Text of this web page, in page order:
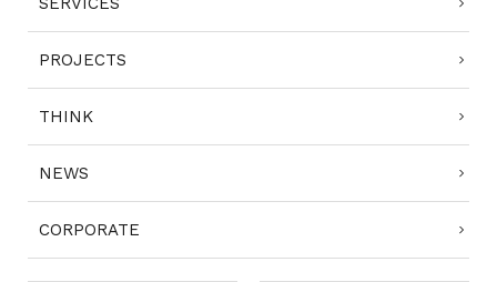
PROJECTS
THINK
NEWS
CORPORATE